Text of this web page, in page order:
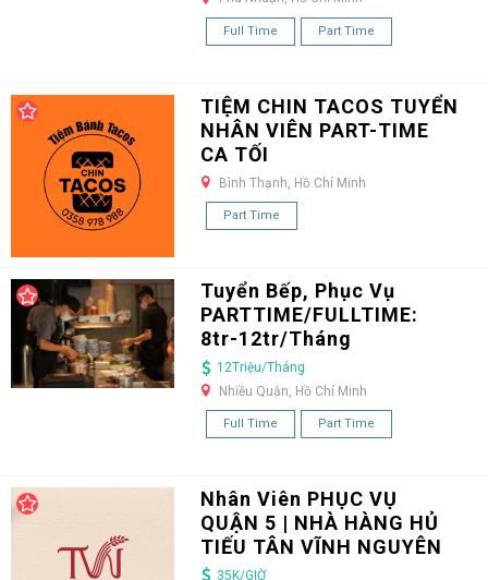
Full Time Part Time
TIỆM CHIN TACOS TUYỂN
NHÂN VIÊN PART-TIME
CA TỐI
Bình Thạnh, Hồ Chí Minh
Part Time
Tuyển Bếp, Phục Vụ
PARTTIME/FULLTIME:
8tr-12tr/Tháng
12Triệu/Tháng
Nhiều Quận, Hồ Chí Minh
Full Time Part Time
Nhân Viên PHỤC VỤ
QUẬN 5 | NHÀ HÀNG HỦ
TIẾU TÂN VĨNH NGUYÊN
35K/GIỜ